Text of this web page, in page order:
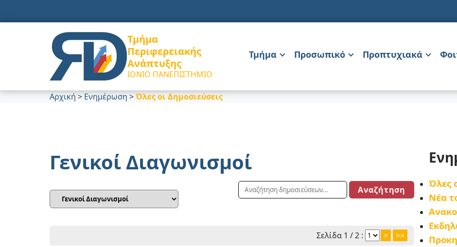
Τμήμα
Περιφερειακής
Ανάπτυξης
ΙΟΝΙΟ ΠΑΝΕΠΙΣΤΗΜΙΟ
Τμήμα Προσωπικό Προπτυχιακά
Αρχική > Ενημέρωση >Όλες οι Δημοσιεύσεις
Γενικοί Διαγωνισμοί
Σελίδα 1 / 2 : > >>
Όλες
Νέα